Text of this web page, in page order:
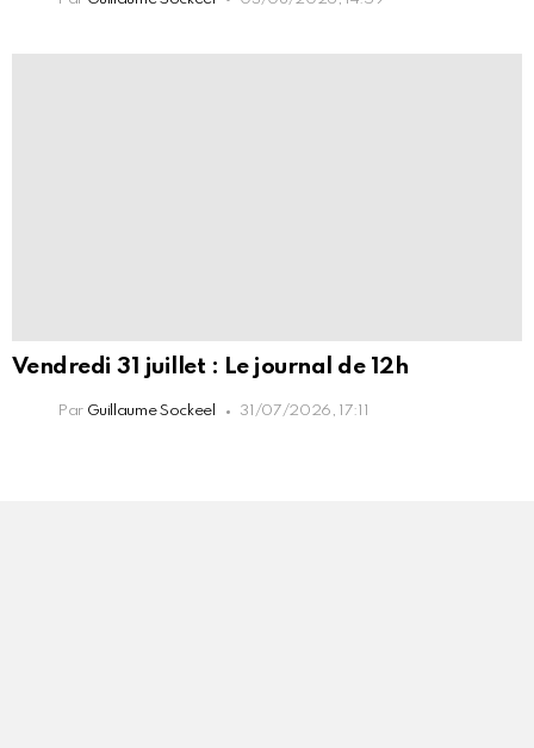
Vendredi 31 juillet : Le journal de 12h
Par Guillaume Sockeel 31/07/2026, 17:11